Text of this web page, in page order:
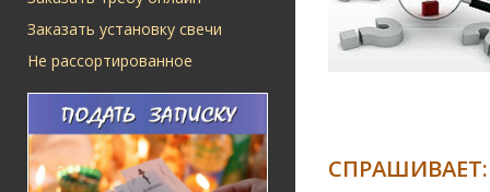
Заказать установку свечи
Не рассортированное
СПРАШИВАЕТ: